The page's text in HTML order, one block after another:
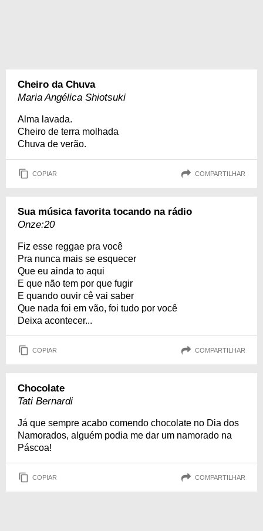
Cheiro da Chuva
Maria Angélica Shiotsuki
Alma lavada.
Cheiro de terra molhada
Chuva de verão.
COPIAR COMPARTILHAR
Sua música favorita tocando na rádio
Onze:20
Fiz esse reggae pra você
Pra nunca mais se esquecer
Que eu ainda to aqui
E que não tem por que fugir
E quando ouvir cê vai saber
Que nada foi em vão, foi tudo por você
Deixa acontecer...
COPIAR COMPARTILHAR
Chocolate
Tati Bernardi
Já que sempre acabo comendo chocolate no Dia dos
Namorados, alguém podia me dar um namorado na
Páscoa!
COPIAR COMPARTILHAR